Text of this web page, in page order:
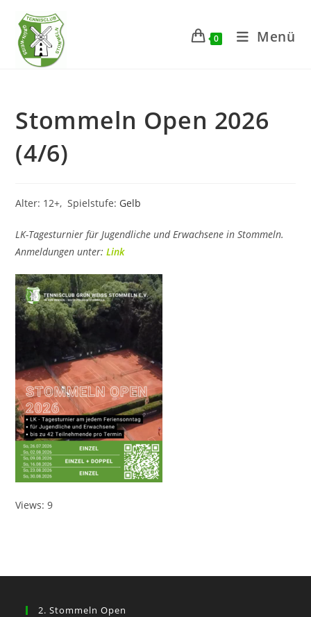
Inhalt
springen
0 Menü
Stommeln Open 2026
(4/6)
Alter: 12+, Spielstufe: Gelb
LK-Tagesturnier für Jugendliche und Erwachsene in Stommeln.
Anmeldungen unter:Link
Views: 9
2. Stommeln Open